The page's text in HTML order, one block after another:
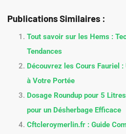
Publications Similaires :
Tout savoir sur les Hems :
Tendances
Découvrez les Cours Fauriel
à Votre Portée
Dosage Roundup pour 5
pour un Désherbage Efficace
Cftcleroymerlin.fr : Guide